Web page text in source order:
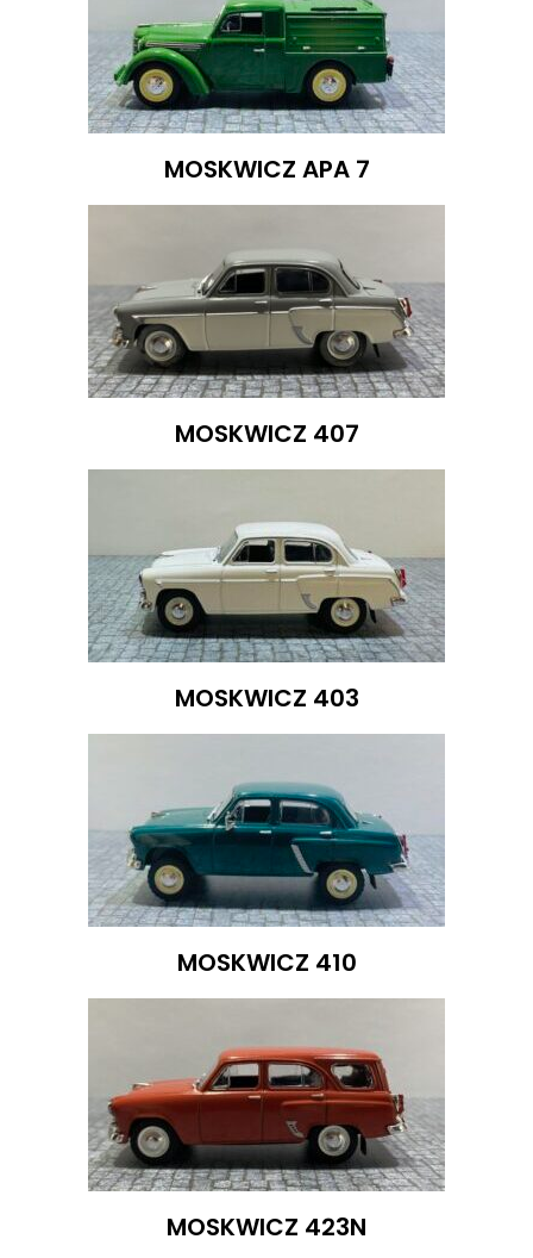
MOSKWICZ APA 7
MOSKWICZ 407
MOSKWICZ 403
MOSKWICZ 410
MOSKWICZ 423N